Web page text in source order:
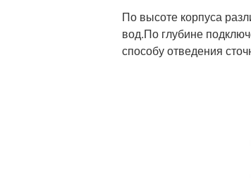
По высоте корпуса
вод.По глубине
способу отведения